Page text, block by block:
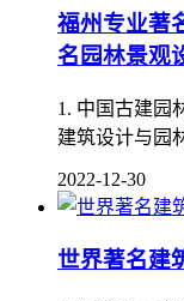
福州专业著
名园林景观
1. 中国古建
建筑设计与园
2022-12-30
世界著名建